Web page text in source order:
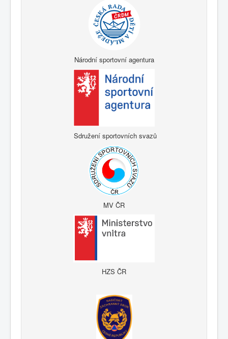
Národní sportovní agentura
Sdružení sportovních svazů
MV ČR
HZS ČR